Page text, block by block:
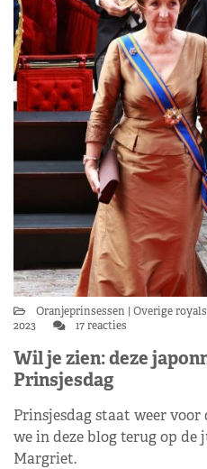
Oranjeprinsessen Overige royals
2023
17 reacties
Wil je zien: deze
Prinsjesdag
Prinsjesdag staat weer
we in deze blog terug op de
Margriet.